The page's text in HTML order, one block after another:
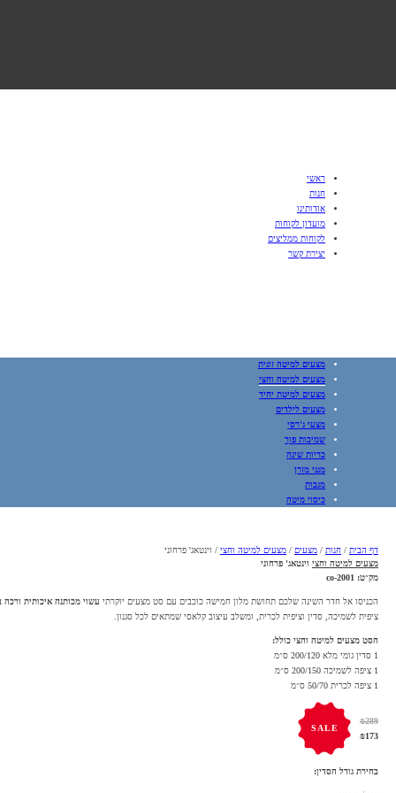
ראשי
חנות
אודותינו
מועדון לקוחות
לקוחות ממליצים
יצירת קשר
מצעים למיטה זוגית
מצעים למיטה וחצי
מצעים למיטת יחיד
מצעים לילדים
מצעי ג'רסי
שמיכות פוך
כריות שינה
מגני מזרן
מגבות
כיסוי מיטה
דף הבית / חנות / מצעים / מצעים למיטה וחצי / וינטאג' פרחוני
מצעים למיטה וחצי וינטאג' פרחוני
מק״ט: co-2001
הכניסו אל חדר השינה שלכם תחושת מלון חמישה כוכבים עם סט מצעים יוקרתי עשוי מכותנה איכותית ורכה
ציפית לשמיכה, סדין וציפית לכרית, ומשלב עיצוב קלאסי שמתאים לכל סגנון.
הסט מצעים למיטה וחצי כולל:
1 סדין גומי מלא 200/120 ס״מ
1 ציפה לשמיכה 200/150 ס״מ
1 ציפה לכרית 50/70 ס״מ
₪289
₪173
SALE
בחירת גודל הסדין: